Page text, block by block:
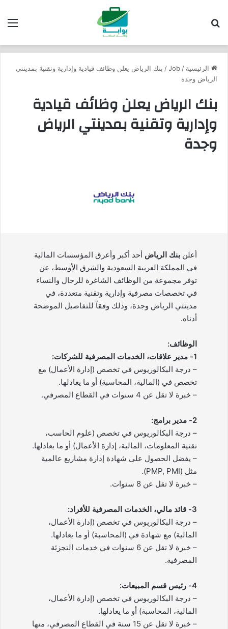
الرئيسية /
Job
/ بنك الرياض يعلن وظائف قيادية وإدارية وتقنية بمدينتي
الرياض وجدة
بنك الرياض يعلن وظائف قيادية
وإدارية وتقنية بمدينتي الرياض
وجدة
أعلن بنك الرياض أحد أكبر وأعرق المؤسسات المالية
في المملكة العربية السعودية والشرق الأوسط، عن
توفر مجموعة من الوظائف الشاغرة للرجال والنساء
في تخصصات مصرفية وإدارية وتقنية متعددة، في
مدينتي الرياض وجدة، وذلك وفقاً للتفاصيل الموضحة
أدناه.
الوظائف:
1- مدير علاقات، الخدمات المصرفية للشركات:
– درجة البكالوريوس في تخصص (إدارة الأعمال) مع
تخصص في (المالية، المحاسبة) أو ما يعادلها.
– خبرة لا تقل عن 4 سنوات في القطاع المصرفي.
2- مدير برامج:
– درجة البكالوريوس في تخصص (علوم الحاسب،
تقنية المعلومات، المالية، إدارة الأعمال) أو ما يعادلها.
– يفضل الحصول على شهادة إدارة مشاريع عالمية
مثل (PMP, PMI).
– خبرة لا تقل عن 8 سنوات.
3- قائد مالي، الخدمات المصرفية للأفراد:
– درجة البكالوريوس في تخصص (إدارة الأعمال،
المالية) مع شهادة في (المحاسبة) أو ما يعادلها.
– خبرة لا تقل عن 6 سنوات في خدمات التجزئة
المصرفية.
4- رئيس قسم المبيعات:
– درجة البكالوريوس في تخصص (إدارة الأعمال،
المالية، المحاسبة) أو ما يعادلها.
– خبرة لا تقل عن 15 سنة في القطاع المصرفي، منها